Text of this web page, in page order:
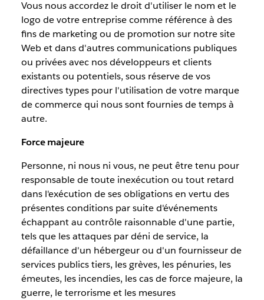
Vous nous accordez le droit d'utiliser le nom et le
logo de votre entreprise comme référence à des
fins de marketing ou de promotion sur notre site
Web et dans d'autres communications publiques
ou privées avec nos développeurs et clients
existants ou potentiels, sous réserve de vos
directives types pour l'utilisation de votre marque
de commerce qui nous sont fournies de temps à
autre.
Force majeure
Personne, ni nous ni vous, ne peut être tenu pour
responsable de toute inexécution ou tout retard
dans l'exécution de ses obligations en vertu des
présentes conditions par suite d'événements
échappant au contrôle raisonnable d'une partie,
tels que les attaques par déni de service, la
défaillance d'un hébergeur ou d'un fournisseur de
services publics tiers, les grèves, les pénuries, les
émeutes, les incendies, les cas de force majeure, la
guerre, le terrorisme et les mesures